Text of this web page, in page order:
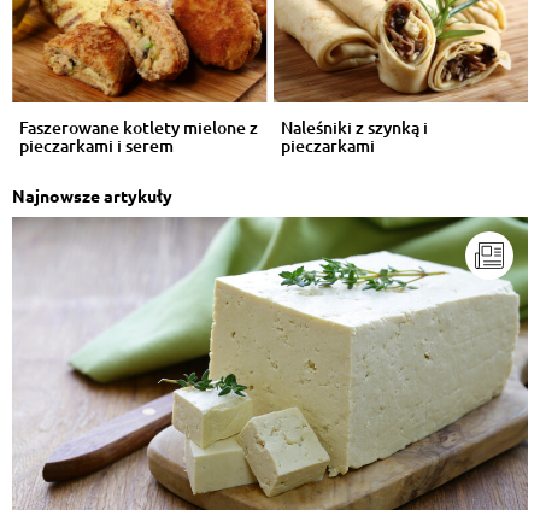
Faszerowane kotlety mielone z
pieczarkami i serem
Naleśniki z szynką i
pieczarkami
Najnowsze artykuły